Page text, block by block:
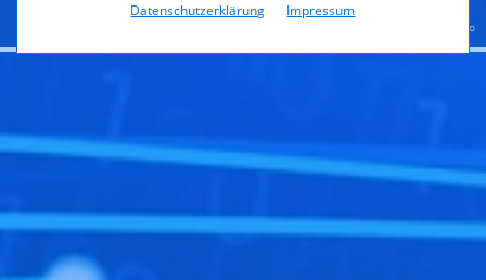
Datenschutzerklärung Impressum
© istock.com/Maxiphoto